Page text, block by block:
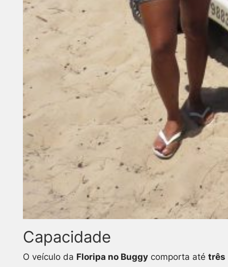
Capacidade
O veículo da Floripa no Buggycomporta até três